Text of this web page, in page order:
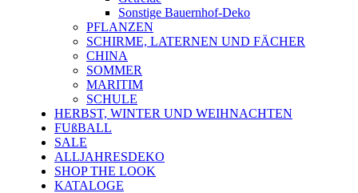
Sonstige Bauernhof-Deko
PFLANZEN
SCHIRME, LATERNEN UND FÄCHER
CHINA
SOMMER
MARITIM
SCHULE
HERBST, WINTER UND WEIHNACHTEN
FUßBALL
SALE
ALLJAHRESDEKO
SHOP THE LOOK
KATALOGE